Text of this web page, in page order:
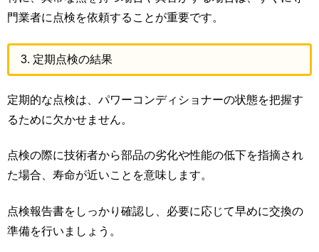
門業者に点検を依頼することが重要です。
3. 定期点検の結果
定期的な点検は、パワーコンディショナーの状態を把握す
るために欠かせません。
点検の際に技術者から部品の劣化や性能の低下を指摘され
た場合、寿命が近いことを意味します。
点検報告書をしっかり確認し、必要に応じて早めに交換の
準備を行いましょう。